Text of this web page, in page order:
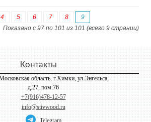
4 5 6 7 8
9
Показано с 97 по 101 из 101 (всего 9 страниц)
Контакты
область, г.Химки, ул.Энгельса,
д.27, пом.76
+7(916)478-12-57
info@stivwood.ru
Telegram